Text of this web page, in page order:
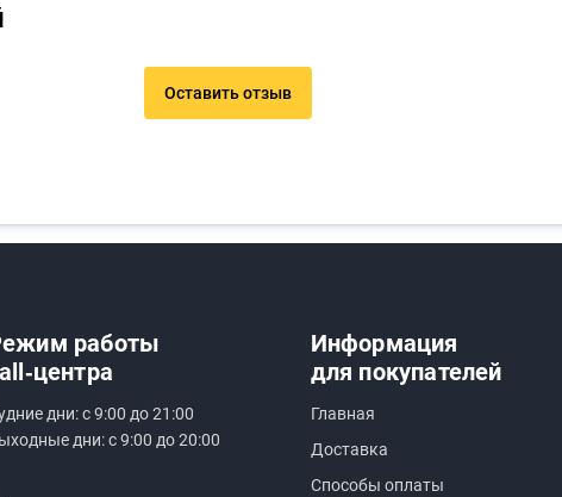
Оставить отзыв
работы
дни: с 9:00 до 21:00
дни: с 9:00 до 20:00
Информация
для покупателей
Главная
Доставка
Способы оплаты